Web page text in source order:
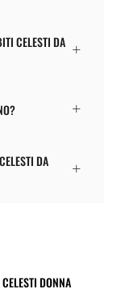
CELESTI DA
DA
DONNA